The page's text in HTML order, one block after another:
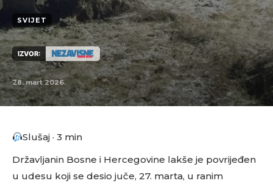
SVIJET
IZVOR:
28. mart 2026.
Slušaj · 3 min
Državljanin Bosne i Hercegovine lakše je povrijeđen
u udesu koji se desio juče, 27. marta, u ranim